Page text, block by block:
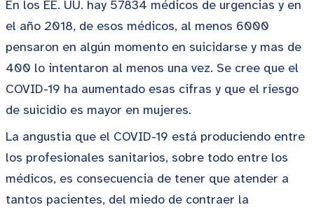
En los EE. UU. hay 57834 médicos de urgencias y en
el año 2018, de esos médicos, al menos 6000
pensaron en algún momento en suicidarse y mas de
400 lo intentaron al menos una vez. Se cree que el
COVID-19 ha aumentado esas cifras y que el riesgo
de suicidio es mayor en mujeres.
La angustia que el COVID-19 está produciendo entre
los profesionales sanitarios, sobre todo entre los
médicos, es consecuencia de tener que atender a
tantos pacientes, del miedo de contraer la